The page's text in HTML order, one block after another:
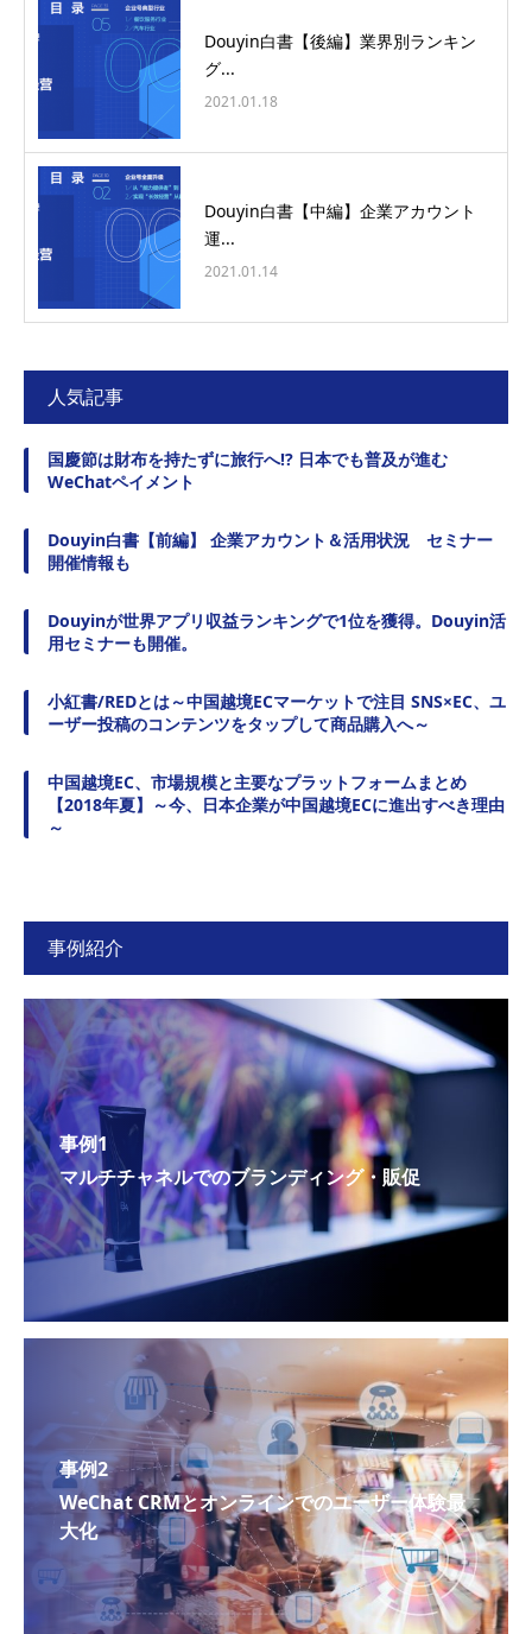
Douyin白書【後編】業界別ランキン
グ...
2021.01.18
Douyin白書【中編】企業アカウント
運...
2021.01.14
人気記事
国慶節は財布を持たずに旅行へ!? 日本でも普及が進む
WeChatペイメント
Douyin白書【前編】 企業アカウント＆活用状況 セミナー
開催情報も
Douyinが世界アプリ収益ランキングで1位を獲得。Douyin活
用セミナーも開催。
小紅書/REDとは～中国越境ECマーケットで注目 SNS×EC、ユ
ーザー投稿のコンテンツをタップして商品購入へ～
中国越境EC、市場規模と主要なプラットフォームまとめ
【2018年夏】～今、日本企業が中国越境ECに進出すべき理由
～
事例紹介
事例1
マルチチャネルでのブランディング・販促
事例2
WeChat CRMとオンラインでのユーザー体験最
大化